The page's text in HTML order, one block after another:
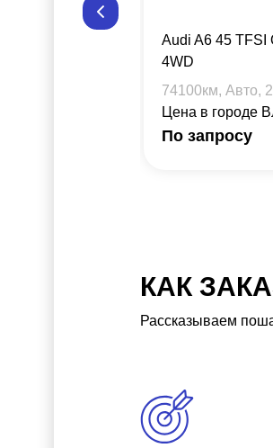
Audi A6 45 TFSI
4WD
74100км, Авто,
Цена в городе
По запросу
КАК
Рассказываем